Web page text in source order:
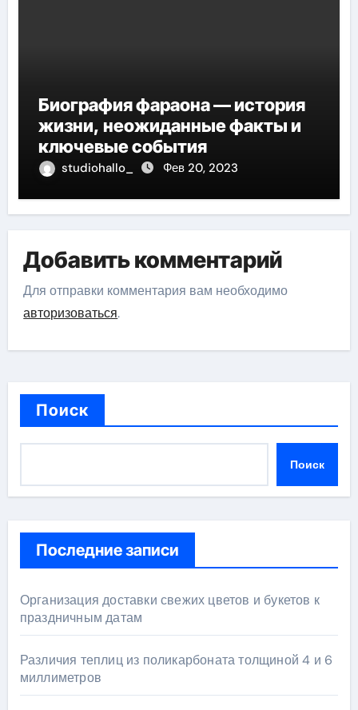
Биография фараона — история
жизни, неожиданные факты и
ключевые события
studiohallo_ Фев 20, 2023
Добавить комментарий
Для отправки комментария вам необходимо
авторизоваться.
Поиск
Поиск
Последние записи
Организация доставки свежих цветов и букетов к
праздничным датам
Различия теплиц из поликарбоната толщиной 4 и 6
миллиметров